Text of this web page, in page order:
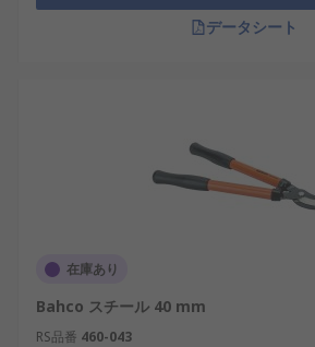
データシート
在庫あり
Bahco スチール 40 mm
RS品番 460-043